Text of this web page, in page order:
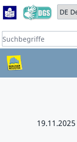
Zum Hauptbereich
Zum Hauptmenü
Sprache auswählen:
Suchbegriffe:
19.11.2025